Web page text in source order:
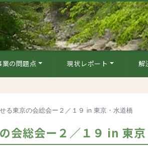
業の問題点 現状レポート 解
る東京の会総会ー２／１９ in 東京・水道橋
会総会ー２／１９ in 東